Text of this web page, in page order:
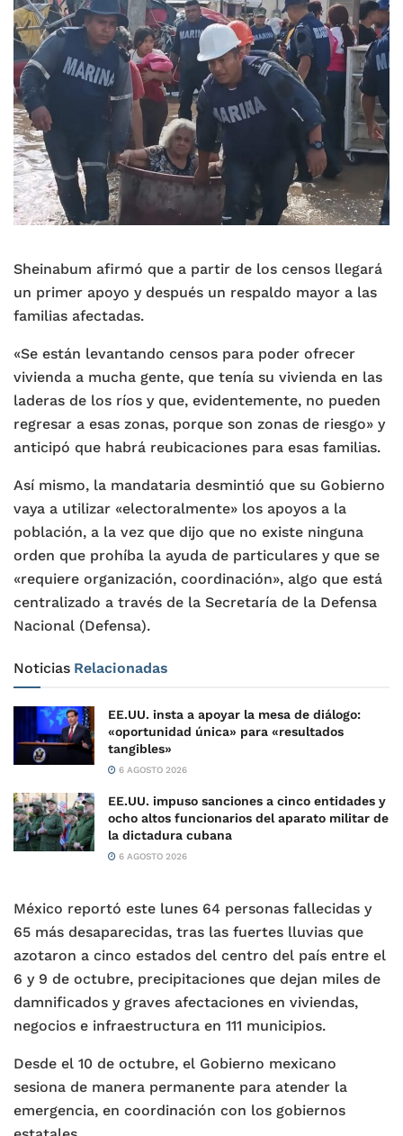
Sheinabum afirmó que a partir de los censos llegará
un primer apoyo y después un respaldo mayor a las
familias afectadas.
«Se están levantando censos para poder ofrecer
vivienda a mucha gente, que tenía su vivienda en las
laderas de los ríos y que, evidentemente, no pueden
regresar a esas zonas, porque son zonas de riesgo» y
anticipó que habrá reubicaciones para esas familias.
Así mismo, la mandataria desmintió que su Gobierno
vaya a utilizar «electoralmente» los apoyos a la
población, a la vez que dijo que no existe ninguna
orden que prohíba la ayuda de particulares y que se
«requiere organización, coordinación», algo que está
centralizado a través de la Secretaría de la Defensa
Nacional (Defensa).
Noticias Relacionadas
EE.UU. insta a apoyar la mesa de diálogo:
«oportunidad única» para «resultados
tangibles»
6 AGOSTO 2026
EE.UU. impuso sanciones a cinco entidades y
ocho altos funcionarios del aparato militar de
la dictadura cubana
6 AGOSTO 2026
México reportó este lunes 64 personas fallecidas y
65 más desaparecidas, tras las fuertes lluvias que
azotaron a cinco estados del centro del país entre el
6 y 9 de octubre, precipitaciones que dejan miles de
damnificados y graves afectaciones en viviendas,
negocios e infraestructura en 111 municipios.
Desde el 10 de octubre, el Gobierno mexicano
sesiona de manera permanente para atender la
emergencia, en coordinación con los gobiernos